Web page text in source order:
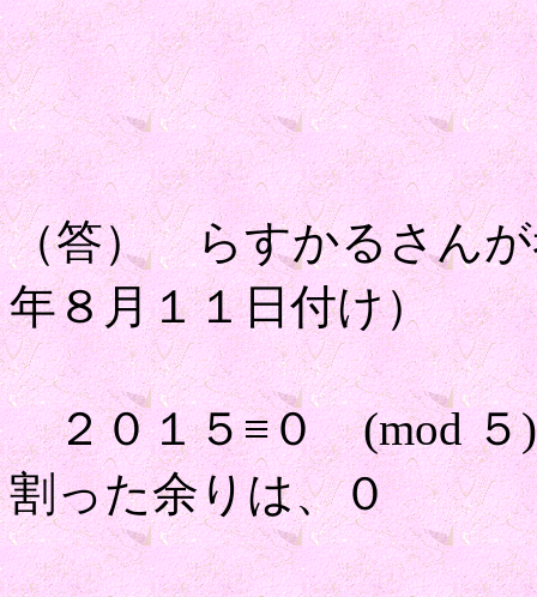
（答） らすかるさんが
年８月１１日付け）
２０１５≡０ (mod ５
割った余りは、０